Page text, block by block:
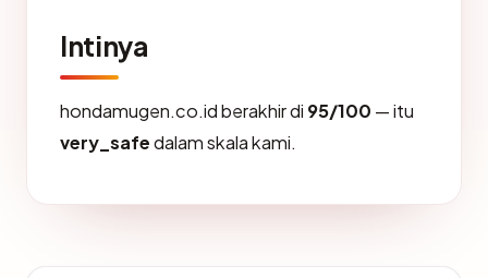
Intinya
hondamugen.co.id berakhir di 95/100 — itu
very_safedalam skala kami.